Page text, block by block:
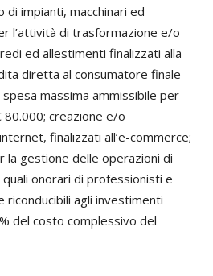
di impianti, macchinari ed
l’attività di trasformazione e/o
ed allestimenti finalizzati alla
diretta al consumatore finale
massima ammissibile per
creazione e/o
finalizzati all’e-commerce;
gestione delle operazioni di
onorari di professionisti e
agli investimenti
del costo complessivo del